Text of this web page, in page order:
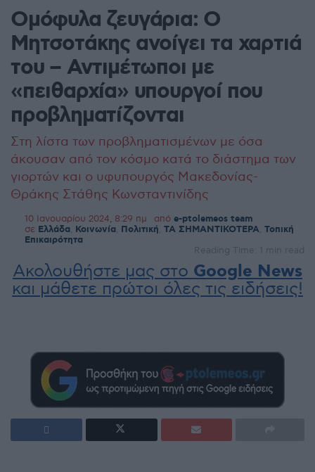
Ομόφυλα ζευγάρια: Ο
Μητσοτάκης ανοίγει τα χαρτιά
του – Αντιμέτωποι με
«πειθαρχία» υπουργοί που
προβληματίζονται
Στη λίστα των προβληματισμένων με όσα
άκουσαν από τον κόσμο κατά το διάστημα των
γιορτών και ο υφυπουργός Μακεδονίας-
Θράκης Στάθης Κωνσταντινίδης
10 Ιανουαρίου 2024, 8:29 πμ από e-ptolemeos team
σε Ελλάδα Κοινωνία Πολιτική ΤΑ ΣΗΜΑΝΤΙΚΟΤΕΡΑ Τοπική
Επικαιρότητα
Reading Time: 1 min read
Ακολουθήστε μας στο Google News
και μάθετε πρώτοι όλες τις ειδήσεις!